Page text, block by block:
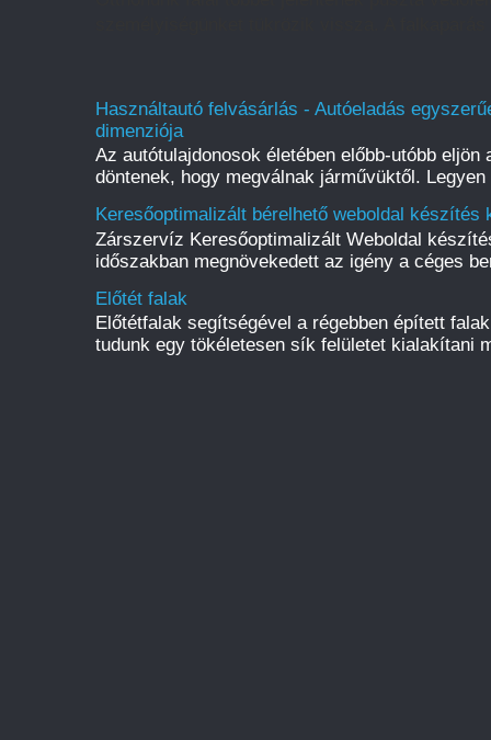
Használtautó felvásárlás - Autóeladás
dimenziója
Az autótulajdonosok életében előbb-utóbb eljön
döntenek, hogy megválnak járművüktől.
Keresőoptimalizált bérelhető weboldal
Zárszervíz Keresőoptimalizált Weboldal
időszakban megnövekedett az igény a céges
Előtét falak
Előtétfalak segítségével a régebben épített
tudunk egy tökéletesen sík felületet kialakítani